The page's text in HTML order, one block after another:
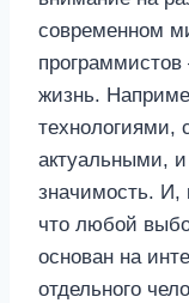
современном
жизнь.
технологиями,
актуальными,
значимость. И,
что любой
основан на
отдельного